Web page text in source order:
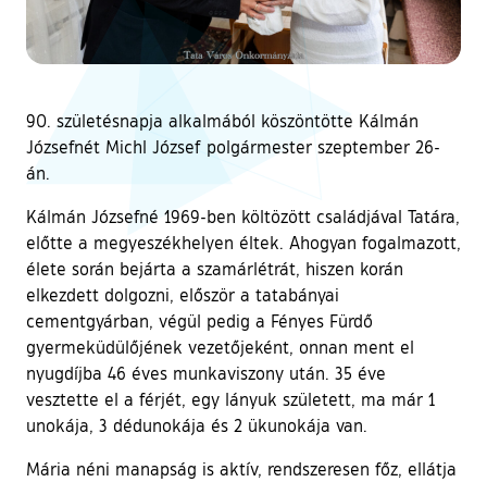
90. születésnapja alkalmából köszöntötte Kálmán
Józsefnét Michl József polgármester szeptember 26-
án.
Kálmán Józsefné 1969-ben költözött családjával Tatára,
előtte a megyeszékhelyen éltek. Ahogyan fogalmazott,
élete során bejárta a szamárlétrát, hiszen korán
elkezdett dolgozni, először a tatabányai
cementgyárban, végül pedig a Fényes Fürdő
gyermeküdülőjének vezetőjeként, onnan ment el
nyugdíjba 46 éves munkaviszony után. 35 éve
vesztette el a férjét, egy lányuk született, ma már 1
unokája, 3 dédunokája és 2 ükunokája van.
Mária néni manapság is aktív, rendszeresen főz, ellátja